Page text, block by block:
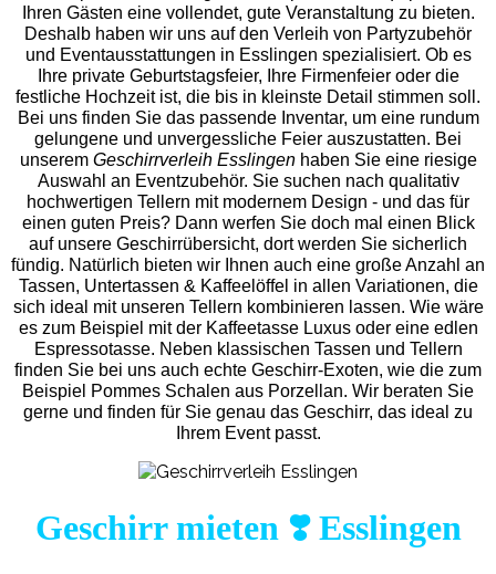
Ihren Gästen eine vollendet, gute Veranstaltung zu bieten.
Deshalb haben wir uns auf den Verleih von Partyzubehör
und Eventausstattungen in Esslingen spezialisiert. Ob es
Ihre private Geburtstagsfeier, Ihre Firmenfeier oder die
festliche Hochzeit ist, die bis in kleinste Detail stimmen soll.
Bei uns finden Sie das passende Inventar, um eine rundum
gelungene und unvergess liche Feier auszustatten. Bei
unserem Geschirrverleih Esslingenhaben Sie eine riesige
Auswahl an Eventzubehör. Sie suchen nach qualitativ
hochwertigen Tellern mit modernem Design - und das für
einen guten Preis? Dann werfen Sie doch mal einen Blick
auf unsere Geschirrübersicht, dort werden Sie sicherlich
fündig. Natürlich bieten wir Ihnen auch eine große Anzahl an
Tassen, Untertassen & Kaffeelöffel in allen Variationen, die
sich ideal mit unseren Tellern kombinieren lassen. Wie wäre
es zum Beispiel mit der Kaffeetasse Luxus oder eine edlen
Espressotasse. Neben klassischen Tassen und Tellern
finden Sie bei uns auch echte Geschirr-Exoten, wie die zum
Beispiel Pommes Schalen aus Porzellan. Wir beraten Sie
gerne und finden für Sie genau das Geschirr, das ideal zu
Ihrem Event passt.
Geschirr mieten ❣️ Esslingen